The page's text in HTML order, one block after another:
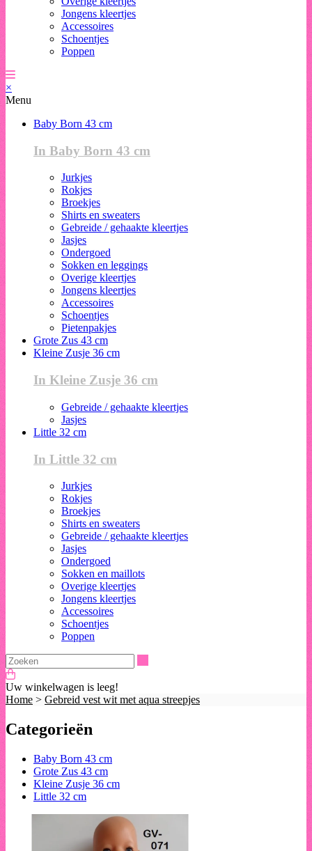
Jongens kleertjes
Accessoires
Schoentjes
Poppen
×
Menu
Baby Born 43 cm
In Baby Born 43 cm
Jurkjes
Rokjes
Broekjes
Shirts en sweaters
Gebreide / gehaakte kleertjes
Jasjes
Ondergoed
Sokken en leggings
Overige kleertjes
Jongens kleertjes
Accessoires
Schoentjes
Pietenpakjes
Grote Zus 43 cm
Kleine Zusje 36 cm
In Kleine Zusje 36 cm
Gebreide / gehaakte kleertjes
Jasjes
Little 32 cm
In Little 32 cm
Jurkjes
Rokjes
Broekjes
Shirts en sweaters
Gebreide / gehaakte kleertjes
Jasjes
Ondergoed
Sokken en maillots
Overige kleertjes
Jongens kleertjes
Accessoires
Schoentjes
Poppen
Uw winkelwagen is leeg!
Home > Gebreid vest wit met aqua streepjes
Categorieën
Baby Born 43 cm
Grote Zus 43 cm
Kleine Zusje 36 cm
Little 32 cm